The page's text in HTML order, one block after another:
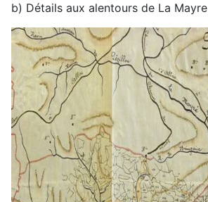
b) Détails aux alentours de La Mayre